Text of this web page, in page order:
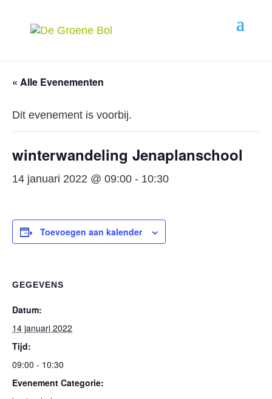
« Alle Evenementen
Dit evenement is voorbij.
winterwandeling Jenaplanschool
14 januari 2022 @ 09:00 - 10:30
Toevoegen aan kalender
GEGEVENS
Datum:
14 januari 2022
Tijd:
09:00 - 10:30
Evenement Categorie: